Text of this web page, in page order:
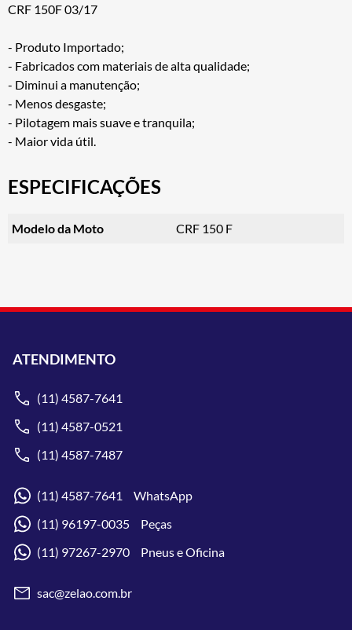
CRF 150F 03/17
- Produto Importado;
- Fabricados com materiais de alta qualidade;
- Diminui a manutenção;
- Menos desgaste;
- Pilotagem mais suave e tranquila;
- Maior vida útil.
ESPECIFICAÇÕES
Modelo da Moto CRF 150 F
ATENDIMENTO
(11) 4587-7641
(11) 4587-0521
(11) 4587-7487
(11) 4587-7641 WhatsApp
(11) 96197-0035 Peças
(11) 97267-2970 Pneus e Oficina
sac@zelao.com.br